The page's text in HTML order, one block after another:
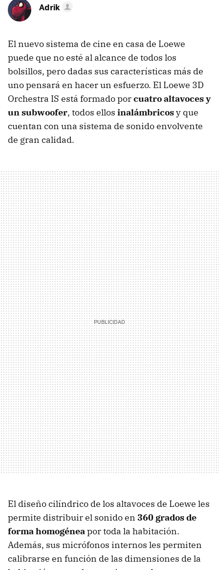
Adrik
El nuevo sistema de cine en casa de Loewe
puede que no esté al alcance de todos los
bolsillos, pero dadas sus características más de
uno pensará en hacer un esfuerzo. El Loewe 3D
Orchestra IS está formado porcuatro altavoces y
un subwoofer, todos ellos inalámbricosy que
cuentan con una sistema de sonido envolvente
de gran calidad.
El diseño cilíndrico de los altavoces de Loewe les
permite distribuir el sonido en 360 grados de
forma homogéneapor toda la habitación.
Además, sus micrófonos internos les permiten
calibrarse en función de las dimensiones de la